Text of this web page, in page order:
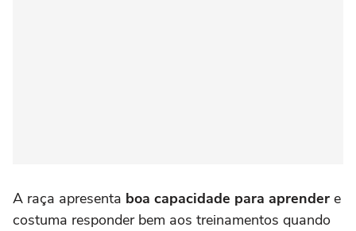
A raça apresenta boa capacidade para aprender e
costuma responder bem aos treinamentos quando